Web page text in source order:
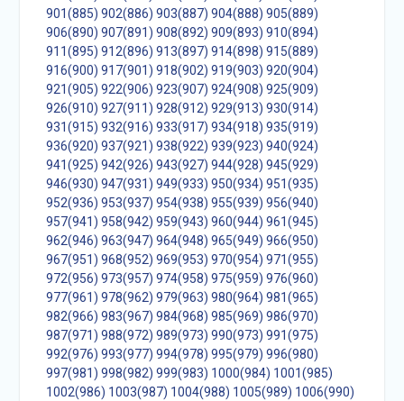
901(885) 902(886) 903(887) 904(888) 905(889)
906(890) 907(891) 908(892) 909(893) 910(894)
911(895) 912(896) 913(897) 914(898) 915(889)
916(900) 917(901) 918(902) 919(903) 920(904)
921(905) 922(906) 923(907) 924(908) 925(909)
926(910) 927(911) 928(912) 929(913) 930(914)
931(915) 932(916) 933(917) 934(918) 935(919)
936(920) 937(921) 938(922) 939(923) 940(924)
941(925) 942(926) 943(927) 944(928) 945(929)
946(930) 947(931) 949(933) 950(934) 951(935)
952(936) 953(937) 954(938) 955(939) 956(940)
957(941) 958(942) 959(943) 960(944) 961(945)
962(946) 963(947) 964(948) 965(949) 966(950)
967(951) 968(952) 969(953) 970(954) 971(955)
972(956) 973(957) 974(958) 975(959) 976(960)
977(961) 978(962) 979(963) 980(964) 981(965)
982(966) 983(967) 984(968) 985(969) 986(970)
987(971) 988(972) 989(973) 990(973) 991(975)
992(976) 993(977) 994(978) 995(979) 996(980)
997(981) 998(982) 999(983) 1000(984) 1001(985)
1002(986) 1003(987) 1004(988) 1005(989) 1006(990)